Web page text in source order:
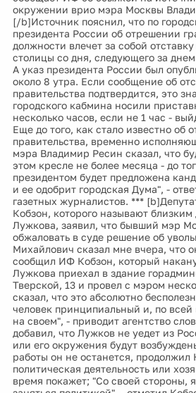
окружении врио мэра Москвы
[/b]Источник пояснил, что по
президента России об отрешении
должности влечет за собой
столицы со дня, следующего за
А указ президента России был
около 8 утра. Если сообщение об
правительства подтвердится, это
городского кабмина носили
несколько часов, если не 1 час -
Еще до того, как стало известно об
правительства, временно
мэра Владимир Ресин сказал, что
этом кресле не более месяца - до
президентом будет предложена
и ее одобрит городская Дума", -
газетных журналистов. ***
Кобзон, которого называют
Лужкова, заявил, что бывший мэр
обжаловать в суде решение об
Михайлович сказал мне вчера, что
сообщил ИФ Кобзон, который
Лужкова приехал в здание
Тверской, 13 и провел с мэром
сказал, что это абсолютно
человек принципиальный и, по всей
на своем", - приводит агентство
добавил, что Лужков не уедет из
или его окружения будут
работы он не останется, продолжил
политическая деятельность или
время покажет; "Со своей стороны,